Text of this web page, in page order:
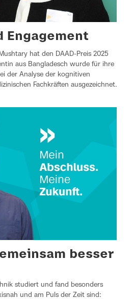
Engagement
hat den DAAD-Preis 2025
aus Bangladesch wurde für ihre
der Analyse der kognitiven
Fachkräften ausgezeichnet.
besser
studiert und fand besonders
und am Puls der Zeit sind: